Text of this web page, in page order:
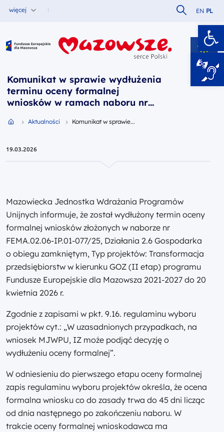
więcej Szukaj w
EN PL
Fundusze Europejskie dla Mazowsza
Komunikat w sprawie wydłużenia
terminu oceny formalnej
wniosków w ramach naboru nr
Przejdź do strony głównej portalu
Aktualności Komunikat w sprawie...
19.03.2026
Mazowiecka Jednostka Wdrażania Programów
Unijnych informuje, że został wydłużony termin oceny
formalnej wniosków złożonych w naborze nr
FEMA.02.06-IP.01-077/25, Działania 2.6 Gospodarka
o obiegu zamkniętym, Typ projektów: Transformacja
przedsiębiorstw w kierunku GOZ (II etap) programu
Fundusze Europejskie dla Mazowsza 2021-2027 do 20
kwietnia 2026 r.
Zgodnie z zapisami w pkt. 9.16. regulaminu wyboru
projektów cyt.: „W uzasadnionych przypadkach, na
wniosek MJWPU, IZ może podjąć decyzję o
wydłużeniu oceny formalnej”.
W odniesieniu do pierwszego etapu oceny formalnej
zapis regulaminu wyboru projektów określa, że ocena
formalna wniosku co do zasady trwa do 45 dni licząc
od dnia następnego po zakończeniu naboru. W
trakcie oceny formalnej wnioskodawca ma